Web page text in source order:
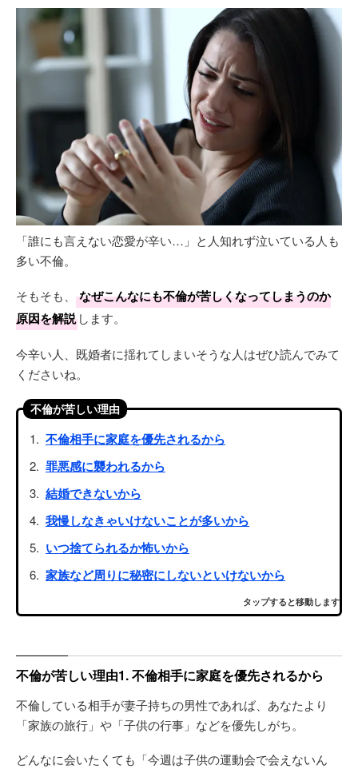
「誰にも言えない恋愛が辛い…」と人知れず泣いている人も
多い不倫。
そもそも、
なぜこんなにも不倫が苦しくなってしまうのか
原因を解説 します。
今辛い人、既婚者に揺れてしまいそうな人はぜひ読んでみて
くださいね。
不倫が苦しい理由
不倫相手に家庭を優先されるから
罪悪感に襲われるから
結婚できないから
我慢しなきゃいけないことが多いから
いつ捨てられるか怖いから
家族など周りに秘密にしないといけないから
タップすると移動します
不倫が苦しい理由1. 不倫相手に家庭を優先されるから
不倫している相手が妻子持ちの男性であれば、あなたより
「家族の旅行」や「子供の行事」などを優先しがち。
どんなに会いたくても「今週は子供の運動会で会えないん